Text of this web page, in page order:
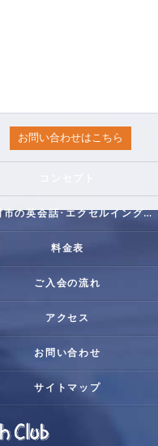
お問い合わせはこちら
羽村市の英会話･エクセルイングリッシュクラブの評判
料金表
ご入会の流れ
アクセス
お問い合わせ
サイトマップ